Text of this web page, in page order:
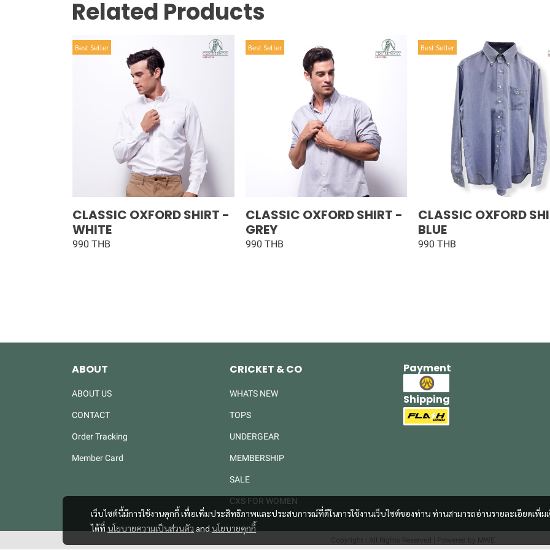
Related Products
Best Seller
CLASSIC OXFORD SHIRT -
WHITE
990 THB
Best Seller
CLASSIC OXFORD SHIRT -
GREY
990 THB
Best Seller
CLASSIC OXFORD
BLUE
990 THB
เว็บไซต์นี้มีการใช้งานคุกกี้ เพื่อเพิ่มประสิทธิภาพและประสบการณ์ที่ดีในการใช้งานเว็บไซต์ของท่าน ท่านสามารถอ่านรายละเอียดเพิ่ม
ได้ที่ นโยบายความเป็นส่วนตัว and นโยบายคุกกี้
ABOUT
ABOUT US
CONTACT
Order Tracking
Member Card
CRICKET & CO
WHATS NEW
TOPS
UNDERGEAR
MEMBERSHIP
SALE
CXS FOR WOMEN
Payment
Shipping